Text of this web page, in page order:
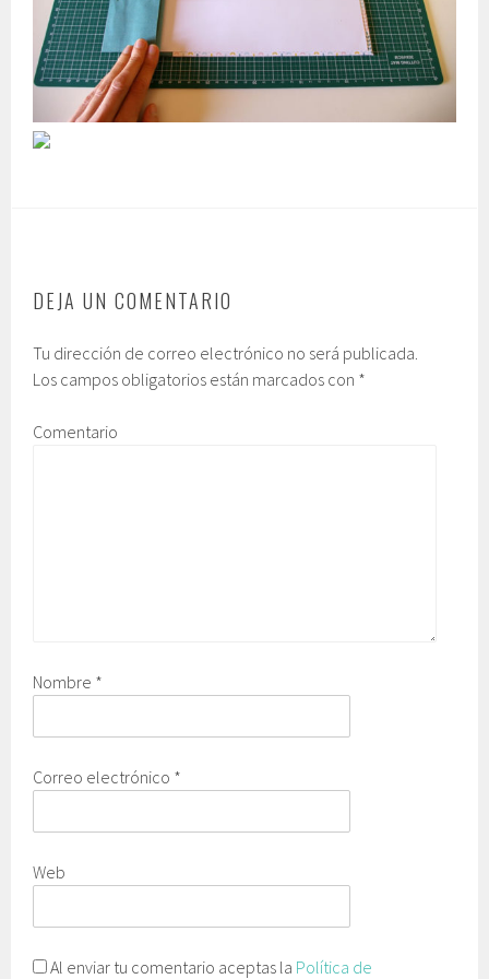
DEJA UN COMENTARIO
Tu dirección de correo electrónico no será publicada.
Los campos obligatorios están marcados con *
Comentario
Nombre *
Correo electrónico *
Web
Al enviar tu comentario aceptas la Política de